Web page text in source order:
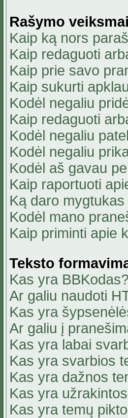
Rašymo veiksmai
Kaip ką nors
Kaip redaguoti
Kaip prie savo
Kaip sukurti
Kodėl negaliu
Kaip redaguoti
Kodėl negaliu
Kodėl negaliu
Kodėl aš gavau
Kaip raportuoti
Ką daro
Kodėl mano
Kaip priminti apie
Teksto
Kas yra BBKodas?
Ar galiu naudoti
Kas yra
Ar galiu į
Kas yra labai
Kas yra svarbios
Kas yra dažnos
Kas yra
Kas yra temų